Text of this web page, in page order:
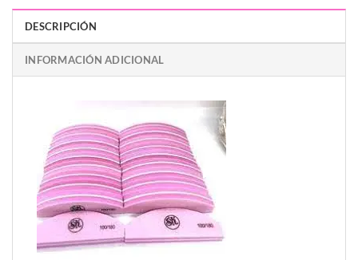
DESCRIPCIÓN
INFORMACIÓN ADICIONAL